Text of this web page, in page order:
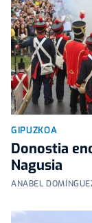
GIPUZKOA
Donostia
Nagusia
ANABEL